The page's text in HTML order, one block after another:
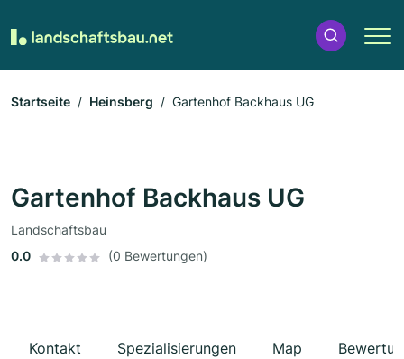
Startseite Heinsberg Gartenhof Backhaus UG
Gartenhof Backhaus UG
Landschaftsbau
0.0
(0 Bewertungen)
Kontakt Spezialisierungen Map